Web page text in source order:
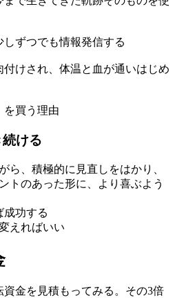
ずつでも情報発信する
けされ、体温と血が通いはじめ
を買う理由
ける
ら、積極的に見直しをはかり、
トのあった形に、より喜ぶよう
成功する
えればいい
金を見積もってみる。その3倍